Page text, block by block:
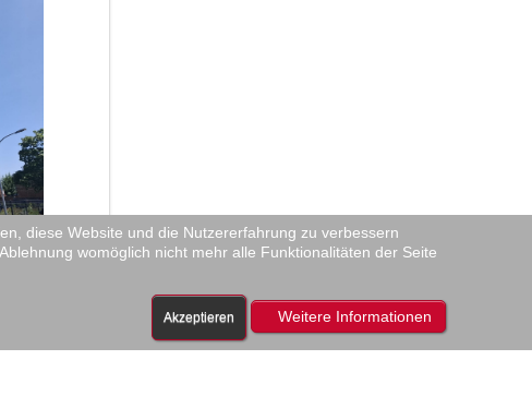
diese Website und die Nutzererfahrung zu verbessern
womöglich nicht mehr alle Funktionalitäten der Seite
Akzeptieren Weitere Informationen